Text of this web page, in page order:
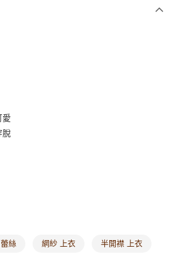
含以上)免運費
含以上)免運費
含以上)免運費
含以上)免運費
愛
脫
絲 網紗 上衣 半開襟 上衣